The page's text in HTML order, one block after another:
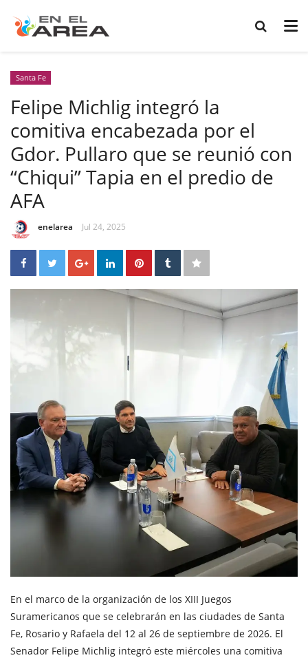
Santa Fe
Felipe Michlig integró la
comitiva encabezada por el
Gdor. Pullaro que se reunió con
“Chiqui” Tapia en el predio de
AFA
enelarea Jul 24, 2025
En el marco de la organización de los XIII Juegos
Suramericanos que se celebrarán en las ciudades de Santa
Fe, Rosario y Rafaela del 12 al 26 de septiembre de 2026. El
Senador Felipe Michlig integró este miércoles una comitiva